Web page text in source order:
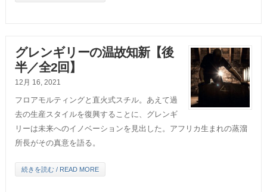
グレンギリーの温故知新【後
半／全2回】
12月 16, 2021
フロアモルティングと直火式スチル。あえて過
去の生産スタイルを復興することに、グレンギ
リーは未来へのイノベーションを見出した。アフリカ生まれの蒸溜
所長がその真意を語る。
続きを読む / READ MORE